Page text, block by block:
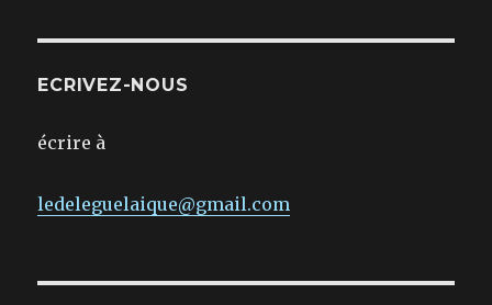
ECRIVEZ-NOUS
écrire à
ledeleguelaique@gmail.com